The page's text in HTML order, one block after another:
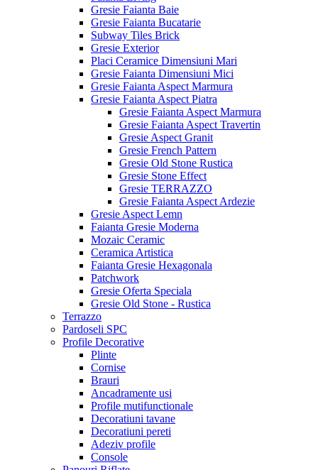
Gresie Faianta Baie
Gresie Faianta Bucatarie
Subway Tiles Brick
Gresie Exterior
Placi Ceramice Dimensiuni Mari
Gresie Faianta Dimensiuni Mici
Gresie Faianta Aspect Marmura
Gresie Faianta Aspect Piatra
Gresie Faianta Aspect Marmura
Gresie Faianta Aspect Travertin
Gresie Aspect Granit
Gresie French Pattern
Gresie Old Stone Rustica
Gresie Stone Effect
Gresie TERRAZZO
Gresie Faianta Aspect Ardezie
Gresie Aspect Lemn
Faianta Gresie Moderna
Mozaic Ceramic
Ceramica Artistica
Faianta Gresie Hexagonala
Patchwork
Gresie Oferta Speciala
Gresie Old Stone - Rustica
Terrazzo
Pardoseli SPC
Profile Decorative
Plinte
Cornise
Brauri
Ancadramente usi
Profile mutifunctionale
Decoratiuni tavane
Decoratiuni pereti
Adeziv profile
Console